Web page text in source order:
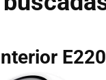
E220